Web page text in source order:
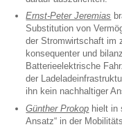
Ernst-Peter Jeremias
Substitution von
der Stromwirtschaft im
konsequenter und
Batterieelektrische
der
ihn kein nachhaltiger
Günther Prokop hielt in
Ansatz“ in der